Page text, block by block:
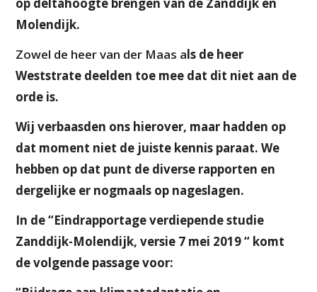
op deltahoogte brengen van de Zanddijk en
Molendijk.
Zowel de heer van der Maas als de heer
Weststrate deelden toe mee dat dit niet aan de
orde is.
Wij verbaasden ons hierover, maar hadden op
dat moment niet de juiste kennis paraat. We
hebben op dat punt de diverse rapporten en
dergelijke er nogmaals op nageslagen.
In de “Eindrapportage verdiepende studie
Zanddijk-Molendijk, versie 7 mei 2019 “ komt
de volgende passage voor: